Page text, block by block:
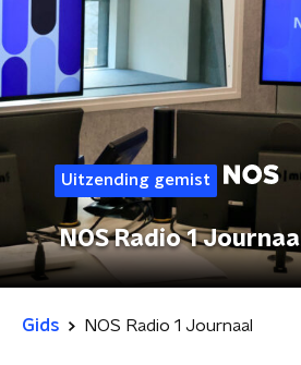
Uitzending gemist
NOS Radio 1 Journaal
Gids NOS Radio 1 Journaal